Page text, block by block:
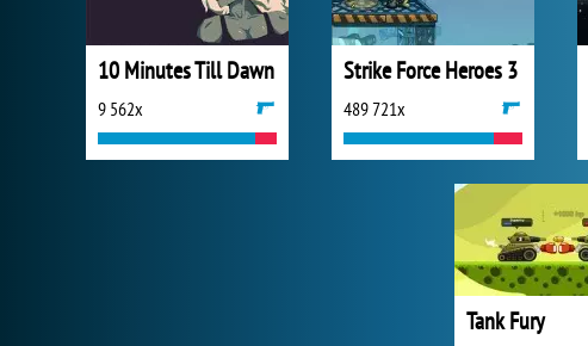
10 Minutes Till Dawn
9 562x
Strike Force Heroes 3
489 721x
Tank Fury